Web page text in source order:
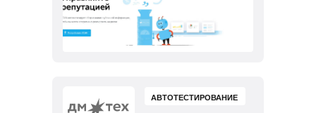
АВТОТЕСТИРОВАНИЕ